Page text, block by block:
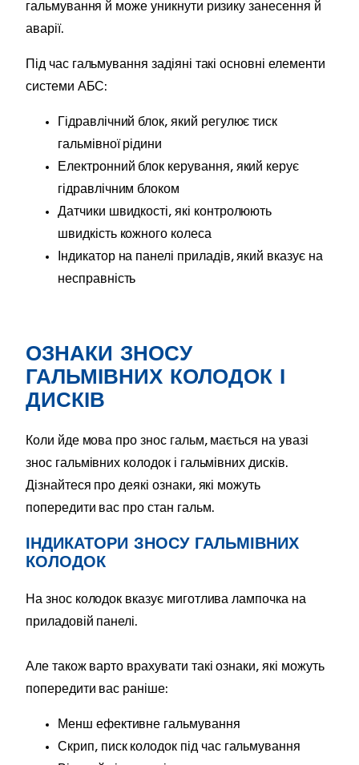
гальмування й може уникнути ризику занесення й
аварії.
Під час гальмування задіяні такі основні елементи
системи АБС:
Гідравлічний блок, який регулює тиск
гальмівної рідини
Електронний блок керування, який керує
гідравлічним блоком
Датчики швидкості, які контролюють
швидкість кожного колеса
Індикатор на панелі приладів, який вказує на
несправність
ОЗНАКИ ЗНОСУ
ГАЛЬМІВНИХ КОЛОДОК І
ДИСКІВ
Коли йде мова про знос гальм, мається на увазі
знос гальмівних колодок і гальмівних дисків.
Дізнайтеся про деякі ознаки, які можуть
попередити вас про стан гальм.
ІНДИКАТОРИ ЗНОСУ ГАЛЬМІВНИХ
КОЛОДОК
На знос колодок вказує миготлива лампочка на
приладовій панелі.
Але також варто врахувати такі ознаки, які можуть
попередити вас раніше:
Менш ефективне гальмування
Скрип, писк колодок під час гальмування